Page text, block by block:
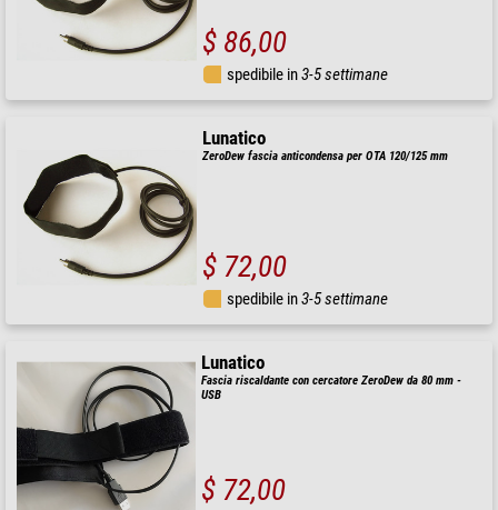
$ 86,00
spedibile in3-5 settimane
Lunatico
ZeroDew fascia anticondensa per OTA 120/125 mm
$ 72,00
spedibile in3-5 settimane
Lunatico
Fascia riscaldante con cercatore ZeroDew da 80 mm -
USB
$ 72,00